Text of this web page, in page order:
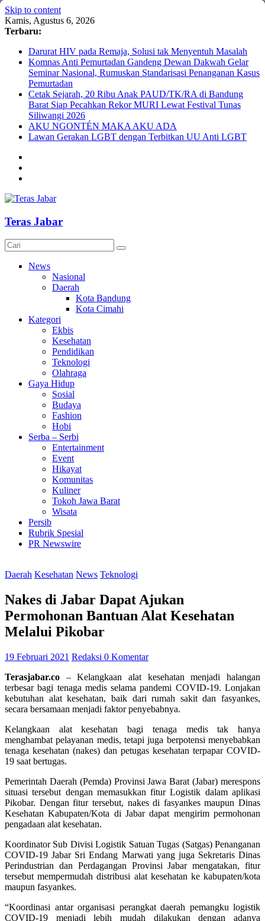
Skip to content
Kamis, Agustus 6, 2026
Terbaru:
Darurat HIV pada Remaja, Solusi tak Menyentuh Masalah
Komnas Anti Pemurtadan Gandeng Dewan Dakwah Gelar
Seminar Nasional, Rumuskan Standarisasi Penanganan Kasus
Pemurtadan
Cetak Sejarah, 20 Ribu Anak PAUD/TK/RA di Bandung
Barat Siap Pecahkan Rekor MURI Lewat Festival Tunas
Siliwangi 2026
AKU NGONTÉN MAKA AKU ADA
Lawan Gerakan LGBT dengan Terbitkan UU Anti LGBT
Teras Jabar
News
Nasional
Daerah
Kota Bandung
Kota Cimahi
Kategori
Ekbis
Kesehatan
Pendidikan
Teknologi
Olahraga
Gaya Hidup
Sosial
Budaya
Fashion
Hobi
Serba – Serbi
Entertainment
Event
Hikayat
Komunitas
Kuliner
Tokoh Jawa Barat
Wisata
Persib
Rubrik Spesial
PR Newswire
Daerah Kesehatan News Teknologi
Nakes di Jabar Dapat Ajukan
Permohonan Bantuan Alat Kesehatan
Melalui Pikobar
19 Februari 2021 Redaksi 0 Komentar
Terasjabar.co – Kelangkaan alat kesehatan menjadi halangan
terbesar bagi tenaga medis selama pandemi COVID-19. Lonjakan
kebutuhan alat kesehatan, baik dari rumah sakit dan fasyankes,
secara bersamaan menjadi faktor penyebabnya.
Kelangkaan alat kesehatan bagi tenaga medis tak hanya
menghambat pelayanan medis, tetapi juga berpotensi menyebabkan
tenaga kesehatan (nakes) dan petugas kesehatan terpapar COVID-
19 saat bertugas.
Pemerintah Daerah (Pemda) Provinsi Jawa Barat (Jabar) merespons
situasi tersebut dengan memasukkan fitur Logistik dalam aplikasi
Pikobar. Dengan fitur tersebut, nakes di fasyankes maupun Dinas
Kesehatan Kabupaten/Kota di Jabar dapat mengirim permohonan
pengadaan alat kesehatan.
Koordinator Sub Divisi Logistik Satuan Tugas (Satgas) Penanganan
COVID-19 Jabar Sri Endang Marwati yang juga Sekretaris Dinas
Perindustrian dan Perdagangan Provinsi Jabar mengatakan, fitur
tersebut mempermudah distribusi alat kesehatan ke kabupaten/kota
maupun fasyankes.
“Koordinasi antar organisasi perangkat daerah pemangku logistik
COVID-19 menjadi lebih mudah dilakukan dengan adanya